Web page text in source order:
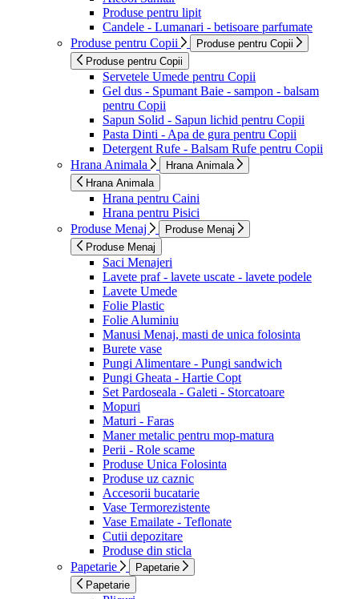
Produse pentru lipit
Candele - Lumanari - betisoare parfumate
Produse pentru Copii
Produse pentru Copii
Produse pentru Copii
Servetele Umede pentru Copii
Gel dus - Spumant Baie - sampon - balsam
pentru Copii
Sapun Solid - Sapun lichid pentru Copii
Pasta Dinti - Apa de gura pentru Copii
Detergent Rufe - Balsam Rufe pentru Copii
Hrana Animala
Hrana Animala
Hrana Animala
Hrana pentru Caini
Hrana pentru Pisici
Produse Menaj
Produse Menaj
Produse Menaj
Saci Menajeri
Lavete praf - lavete uscate - lavete podele
Lavete Umede
Folie Plastic
Folie Aluminiu
Manusi Menaj, masti de unica folosinta
Burete vase
Pungi Alimentare - Pungi sandwich
Pungi Gheata - Hartie Copt
Set Pardoseala - Galeti - Storcatoare
Mopuri
Maturi - Faras
Maner metalic pentru mop-matura
Perii - Role scame
Produse Unica Folosinta
Produse uz caznic
Accesorii bucatarie
Vase Termorezistente
Vase Emailate - Teflonate
Cutii depozitare
Produse din sticla
Papetarie
Papetarie
Papetarie